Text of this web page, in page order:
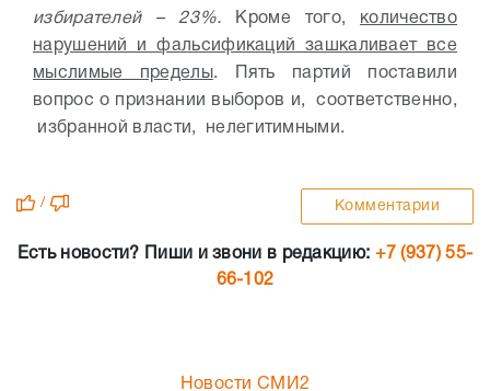
избирателей – 23%. Кроме того,
количество
нарушений и фальсификаций зашкаливает все
мыслимые пределы . Пять партий поставили
вопрос о признании выборов и, соответственно,
избранной власти, нелегитимными.
/ Комментарии
Есть новости? Пиши и звони в редакцию: +7 (937) 55-
66-102
Новости СМИ2